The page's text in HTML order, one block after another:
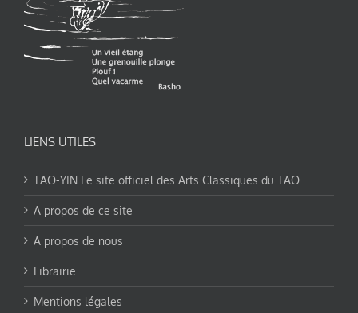
LIENS UTILES
TAO-YIN Le site officiel des Arts Classiques du TAO
A propos de ce site
A propos de nous
Librairie
Mentions légales